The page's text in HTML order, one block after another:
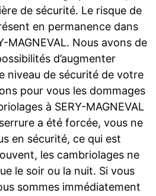
de sécurité. Le risque de
en permanence dans
MAGNEVAL. Nous avons de
d’augmenter
niveau de sécurité de votre
pour vous les dommages
à SERY-MAGNEVAL
a été forcée, vous ne
en sécurité, ce qui est
les cambriolages ne
le soir ou la nuit. Si vous
sommes immédiatement